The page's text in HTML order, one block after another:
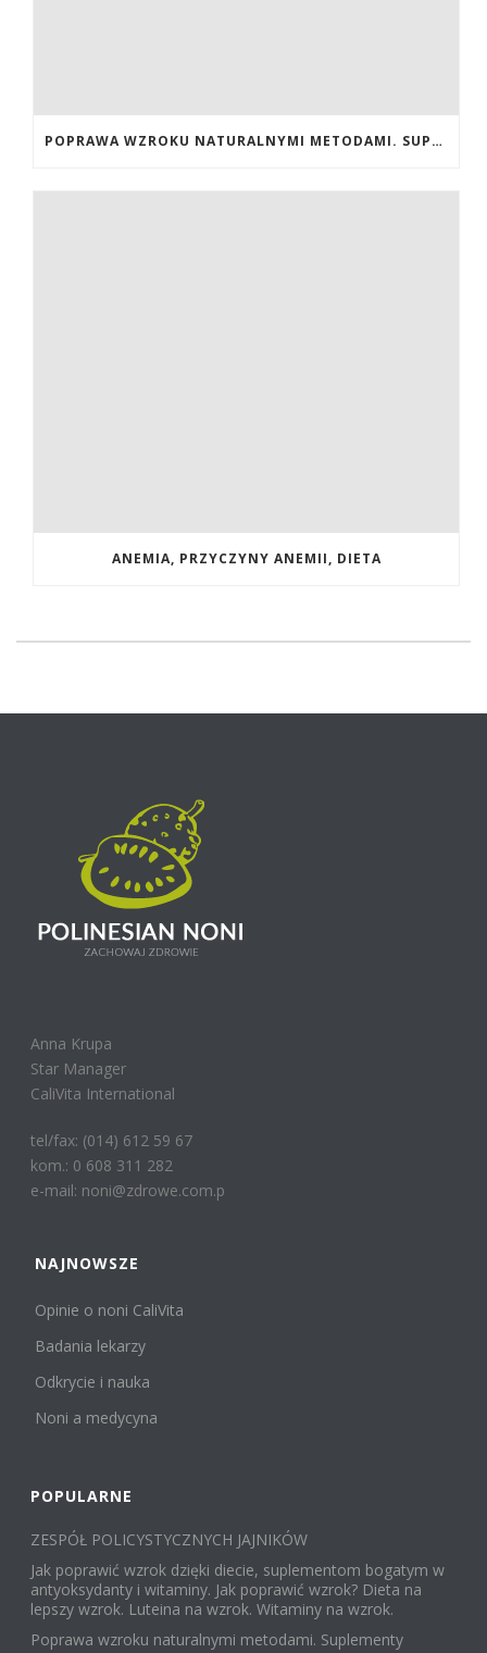
POPRAWA WZROKU NATURALNYMI METODAMI. SUPLEMENTY CALIVITA NA POPRAWĘ WZROKU
ANEMIA, PRZYCZYNY ANEMII, DIETA
Anna Krupa
Star Manager
CaliVita International
tel/fax: (014) 612 59 67
kom.: 0 608 311 282
e-mail: noni@zdrowe.com.p
NAJNOWSZE
Opinie o noni CaliVita
Badania lekarzy
Odkrycie i nauka
Noni a medycyna
POPULARNE
ZESPÓŁ POLICYSTYCZNYCH JAJNIKÓW
Jak poprawić wzrok dzięki diecie, suplementom bogatym w
antyoksydanty i witaminy. Jak poprawić wzrok? Dieta na
lepszy wzrok. Luteina na wzrok. Witaminy na wzrok.
Poprawa wzroku naturalnymi metodami. Suplementy